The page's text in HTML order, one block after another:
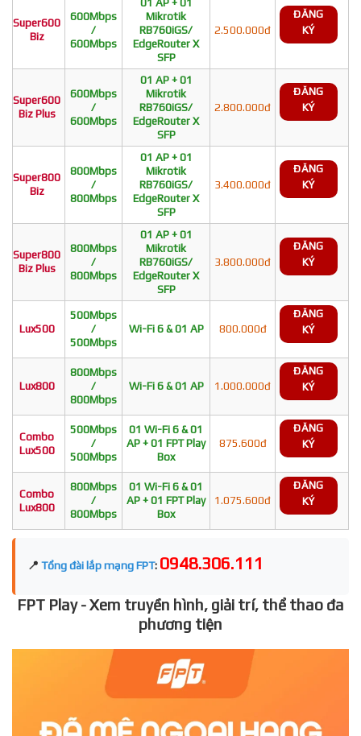
Super600
Biz
600Mbps
/
600Mbps
Mikrotik
RB760iGS/
EdgeRouter X
SFP
2.500.000đ
ĐĂNG
KÝ
Super600
Biz Plus
600Mbps
/
600Mbps
01 AP + 01
Mikrotik
RB760iGS/
EdgeRouter X
SFP
2.800.000đ
ĐĂNG
KÝ
Super800
Biz
800Mbps
/
800Mbps
01 AP + 01
Mikrotik
RB760iGS/
EdgeRouter X
SFP
3.400.000đ
ĐĂNG
KÝ
Super800
Biz Plus
800Mbps
/
800Mbps
01 AP + 01
Mikrotik
RB760iGS/
EdgeRouter X
SFP
3.800.000đ
ĐĂNG
KÝ
Lux500
500Mbps
/
500Mbps
Wi-Fi 6 & 01 AP 800.000đ
ĐĂNG
KÝ
Lux800
800Mbps
/
800Mbps
Wi-Fi 6 & 01 AP 1.000.000đ
ĐĂNG
KÝ
Combo
Lux500
500Mbps
/
500Mbps
01 Wi-Fi 6 & 01
AP + 01 FPT Play
Box
875.600đ
ĐĂNG
KÝ
Combo
Lux800
800Mbps
/
800Mbps
01 Wi-Fi 6 & 01
AP + 01 FPT Play
Box
1.075.600đ
ĐĂNG
KÝ
📍 Tổng đài lắp mạng FPT: 0948.306.111
FPT Play - Xem truyền hình, giải trí, thể thao đa
phương tiện